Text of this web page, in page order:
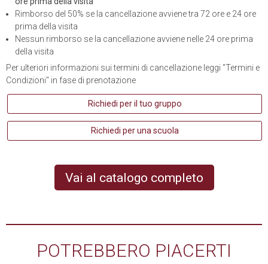
Rimborso del 50% se la cancellazione avviene tra 72 ore e 24 ore
prima della visita
Nessun rimborso se la cancellazione avviene nelle 24 ore prima
della visita
Per ulteriori informazioni sui termini di cancellazione leggi "Termini e
Condizioni" in fase di prenotazione
Richiedi per il tuo gruppo
Richiedi per una scuola
Vai al catalogo completo
POTREBBERO PIACERTI